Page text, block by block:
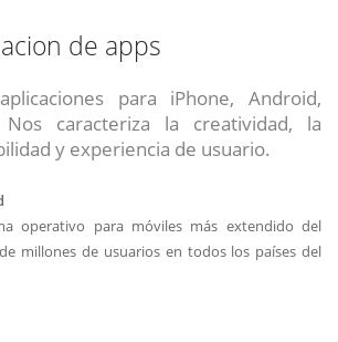
de apps
para iPhone, Android,
caracteriza la creatividad, la
y experiencia de usuario.
operativo para móviles más extendido del
millones de usuarios en todos los países del